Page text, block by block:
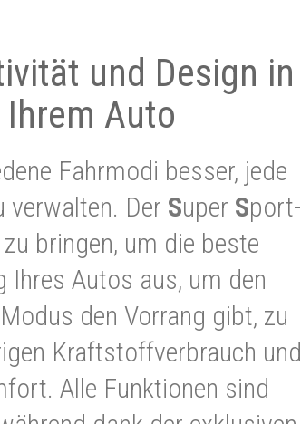
und Design in
Ihrem Auto
Fahrmodi besser, jede
verwalten. Der Super Sport-
bringen, um die beste
Ihres Autos aus, um den
den Vorrang gibt, zu
Kraftstoffverbrauch und
Alle Funktionen sind